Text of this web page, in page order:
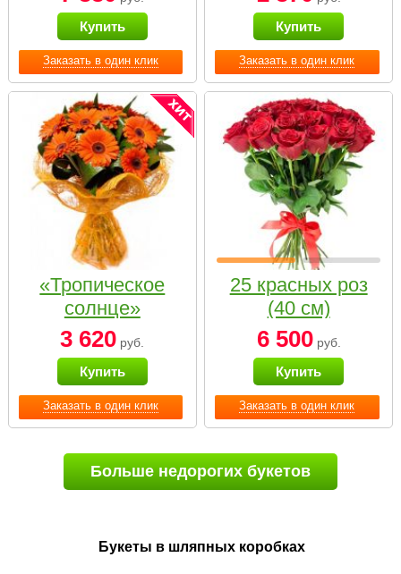
Заказать в один клик
Купить
Заказать в один клик
Купить
Заказать в один клик
«Тропическое
солнце»
3 620 руб.
Купить
Заказать в один клик
25 красных роз
(40 см)
6 500руб.
Купить
Больше недорогих букетов
Букеты в шляпных коробках